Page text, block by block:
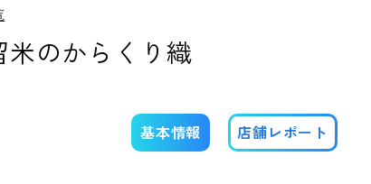
のからくり織
基本情報 店舗レポート